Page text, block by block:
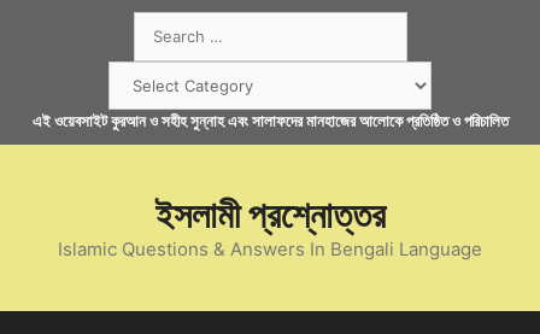
for:
এই ওয়েবসাইট কুরআন ও সহীহ সুন্নাহ এবং সালাফদের মানহাজের আলোকে প্রতিষ্ঠিত ও পরিচালিত
ইসলামী প্রশ্নোত্তর
Islamic Questions & Answers In Bengali Language